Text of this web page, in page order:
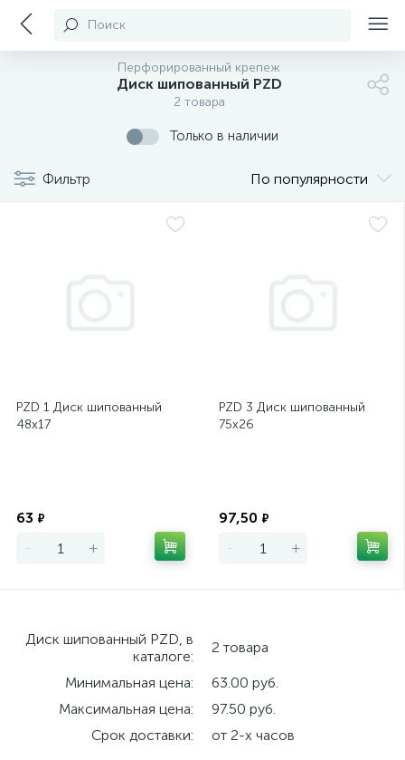
Поиск
Перфорированный крепеж
Диск шипованный PZD
2 товара
Только в наличии
Фильтр По популярности
PZD 1 Диск шипованный
48х17
63 ₽
- +
PZD 3 Диск шипованный
75х26
97,50 ₽
- +
Диск шипованный PZD, в
каталоге:
2 товара
Минимальная цена:
63.00 руб.
Максимальная цена:
97.50 руб.
Срок доставки:
от 2-х часов